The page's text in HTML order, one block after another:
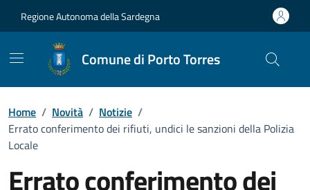
Regione Autonoma della Sardegna
Comune di Porto Torres
Home / Novità / Notizie /
Errato conferimento dei rifiuti, undici le sanzioni della Polizia
Locale
Errato conferimento dei